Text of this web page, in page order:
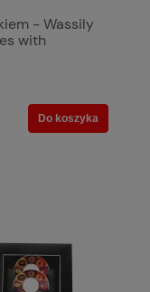
- Wassily
with
Do koszyka